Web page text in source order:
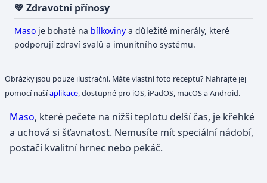
💚 Zdravotní přínosy
Maso je bohaté na bílkoviny a důležité minerály, které
podporují zdraví svalů a imunitního systému.
Obrázky jsou pouze ilustrační. Máte vlastní foto receptu? Nahrajte jej
pomocí našíaplikace , dostupné pro iOS, iPadOS, macOS a Android.
Maso, které pečete na nižší teplotu delší čas, je křehké
a uchová si šťavnatost. Nemusíte mít speciální nádobí,
postačí kvalitní hrnec nebo pekáč.